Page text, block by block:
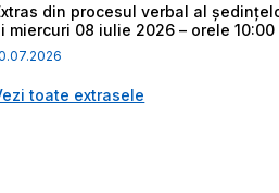
din procesul verbal al
miercuri 08 iulie 2026 – orele 10:00
toate extrasele